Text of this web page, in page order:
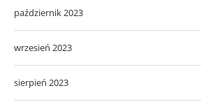
październik 2023
wrzesień 2023
sierpień 2023